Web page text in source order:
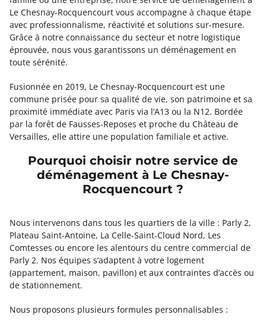
Le Chesnay-Rocquencourt vous accompagne à chaque étape
avec professionnalisme, réactivité et solutions sur-mesure.
Grâce à notre connaissance du secteur et notre logistique
éprouvée, nous vous garantissons un déménagement en
toute sérénité.
Fusionnée en 2019, Le Chesnay-Rocquencourt est une
commune prisée pour sa qualité de vie, son patrimoine et sa
proximité immédiate avec Paris via l’A13 ou la N12. Bordée
par la forêt de Fausses-Reposes et proche du Château de
Versailles, elle attire une population familiale et active.
Pourquoi choisir notre service de
déménagement à Le Chesnay-
Rocquencourt ?
Nous intervenons dans tous les quartiers de la ville : Parly 2,
Plateau Saint-Antoine, La Celle-Saint-Cloud Nord, Les
Comtesses ou encore les alentours du centre commercial de
Parly 2. Nos équipes s’adaptent à votre logement
(appartement, maison, pavillon) et aux contraintes d’accès ou
de stationnement.
Nous proposons plusieurs formules personnalisables :